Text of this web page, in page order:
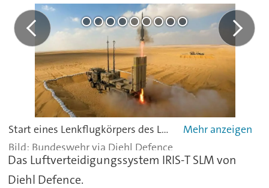
Start eines Lenkflugkörpers des Luftverteidigungssystems IRIS-T SLM.
Bundeswehr via Diehl Defence
Das Luftverteidigungssystem IRIS-T SLM von
Diehl Defence.